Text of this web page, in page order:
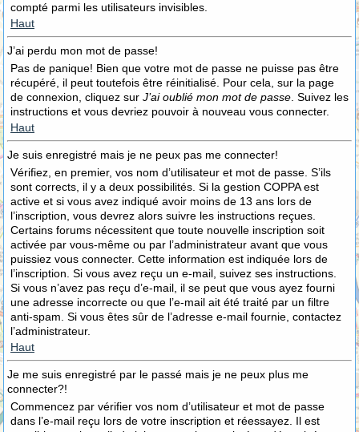
compté parmi les utilisateurs invisibles.
Haut
J’ai perdu mon mot de passe!
Pas de panique! Bien que votre mot de passe ne puisse pas être
récupéré, il peut toutefois être réinitialisé. Pour cela, sur la page
de connexion, cliquez sur J’ai oublié mon mot de passe . Suivez les
instructions et vous devriez pouvoir à nouveau vous connecter.
Haut
Je suis enregistré mais je ne peux pas me connecter!
Vérifiez, en premier, vos nom d’utilisateur et mot de passe. S’ils
sont corrects, il y a deux possibilités. Si la gestion COPPA est
active et si vous avez indiqué avoir moins de 13 ans lors de
l’inscription, vous devrez alors suivre les instructions reçues.
Certains forums nécessitent que toute nouvelle inscription soit
activée par vous-même ou par l’administrateur avant que vous
puissiez vous connecter. Cette information est indiquée lors de
l’inscription. Si vous avez reçu un e-mail, suivez ses instructions.
Si vous n’avez pas reçu d’e-mail, il se peut que vous ayez fourni
une adresse incorrecte ou que l’e-mail ait été traité par un filtre
anti-spam. Si vous êtes sûr de l’adresse e-mail fournie, contactez
l’administrateur.
Haut
Je me suis enregistré par le passé mais je ne peux plus me
connecter?!
Commencez par vérifier vos nom d’utilisateur et mot de passe
dans l’e-mail reçu lors de votre inscription et réessayez. Il est